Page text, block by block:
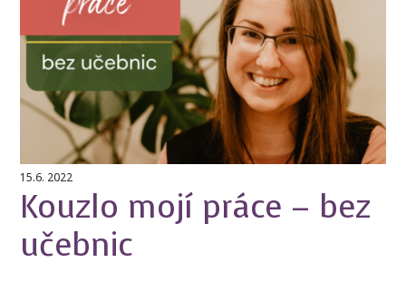
15.6. 2022
Kouzlo mojí práce – bez
učebnic